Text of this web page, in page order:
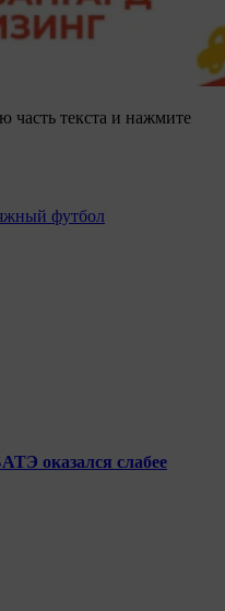
текста и нажмите
футбол
оказался слабее